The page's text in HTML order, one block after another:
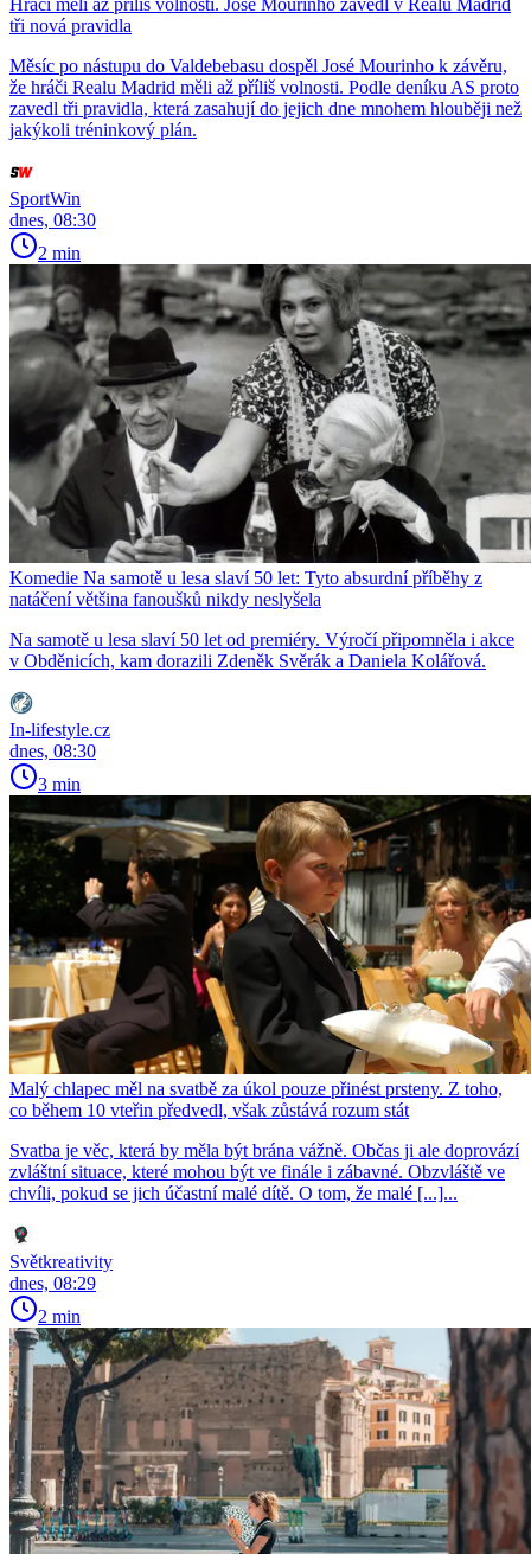
tři nová pravidla
Měsíc po nástupu do Valdebebasu dospěl José Mourinho k závěru,
že hráči Realu Madrid měli až příliš volnosti. Podle deníku AS proto
zavedl tři pravidla, která zasahují do jejich dne mnohem hlouběji než
jakýkoli tréninkový plán.
SportWin
dnes, 08:30
2 min
Komedie Na samotě u lesa slaví 50 let: Tyto absurdní příběhy z
natáčení většina fanoušků nikdy neslyšela
Na samotě u lesa slaví 50 let od premiéry. Výročí připomněla i akce
v Obděnicích, kam dorazili Zdeněk Svěrák a Daniela Kolářová.
In-lifestyle.cz
dnes, 08:30
3 min
Malý chlapec měl na svatbě za úkol pouze přinést prsteny. Z toho,
co během 10 vteřin předvedl, však zůstává rozum stát
Svatba je věc, která by měla být brána vážně. Občas ji ale doprovází
zvláštní situace, které mohou být ve finále i zábavné. Obzvláště ve
chvíli, pokud se jich účastní malé dítě. O tom, že malé [...]...
Světkreativity
dnes, 08:29
2 min